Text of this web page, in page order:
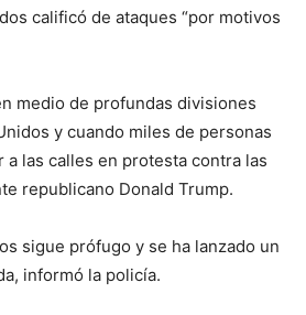
calificó de ataques “por motivos
medio de profundas divisiones
y cuando miles de personas
a las calles en protesta contra las
republicano Donald Trump.
sigue prófugo y se ha lanzado un
informó la policía.